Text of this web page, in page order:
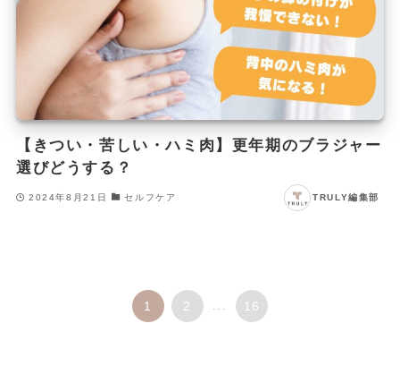
【きつい・苦しい・ハミ肉】更年期のブラジャー
選びどうする？
2024年8月21日 セルフケア TRULY編集部
1 2 16